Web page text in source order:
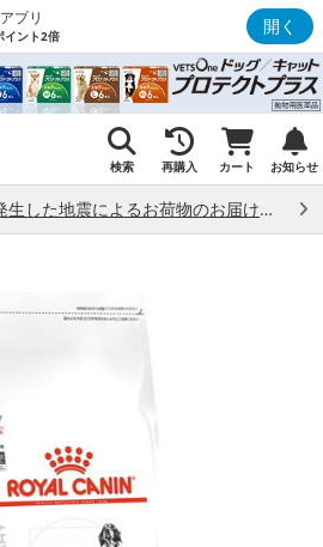
プリ
イント2倍 開く
検索 再購入 カート お知らせ
熊本県熊本地方で発生した地震によるお荷物のお届け状況について （7/28）